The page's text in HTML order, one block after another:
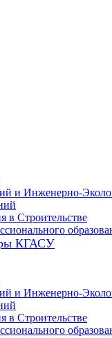
и Инженерно-
в Строительстве
КГАСУ
и Инженерно-
в Строительстве